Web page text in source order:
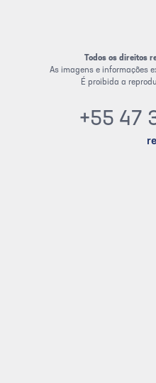
Todos os direitos
As imagens e informações
É proibida a
+55 47